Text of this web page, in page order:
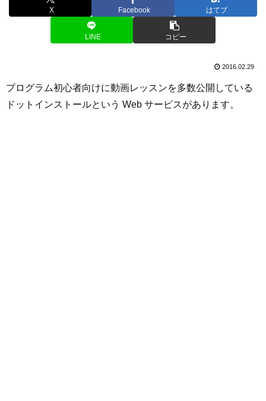
X Facebook はてブ
LINE コピー
2016.02.29
プログラム初心者向けに動画レッスンを多数公開している
ドットインストールという Web サービスがあります。